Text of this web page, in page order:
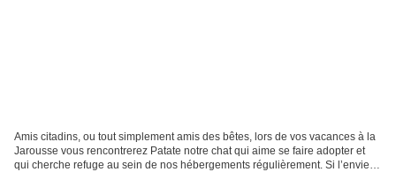
Amis citadins, ou tout simplement amis des bêtes, lors de vos vacances à la
Jarousse vous rencontrerez Patate notre chat qui aime se faire adopter et
qui cherche refuge au sein de nos hébergements régulièrement. Si l’envie